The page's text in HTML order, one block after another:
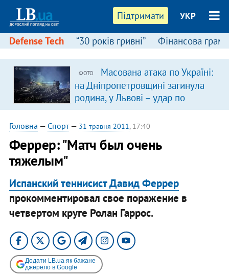
Підтримати УКР
Defense Tech “30 років гривні” Фінансова
ФОТО
Масована атака по Україні:
на Дніпропетровщині загинула
родина, у Львові – удар по
багатоповерхівках
(доповнюється)
Головна — Спорт— 31 травня 2011, 17:40
Феррер: "Матч был очень
тяжелым"
Испанский теннисист Давид Феррер
прокомментировал свое поражение в
четвертом круге Ролан Гаррос.
Додати LB.ua як бажане
джерело в Google